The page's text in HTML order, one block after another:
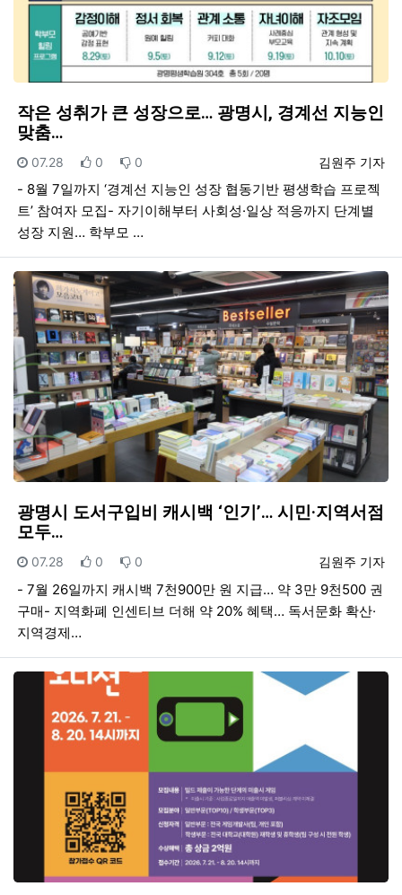
작은 성취가 큰 성장으로… 광명시, 경계선 지능인
맞춤…
등록자
김원주 기자
등록일
07.28 추천
0 비추천
0
- 8월 7일까지 ‘경계선 지능인 성장 협동기반 평생학습 프로젝
트’ 참여자 모집- 자기이해부터 사회성·일상 적응까지 단계별
성장 지원… 학부모 …
광명시 도서구입비 캐시백 ‘인기’… 시민·지역서점
모두…
등록자
김원주 기자
등록일
07.28 추천
0 비추천
0
- 7월 26일까지 캐시백 7천900만 원 지급… 약 3만 9천500 권
구매- 지역화폐 인센티브 더해 약 20% 혜택… 독서문화 확산·
지역경제…